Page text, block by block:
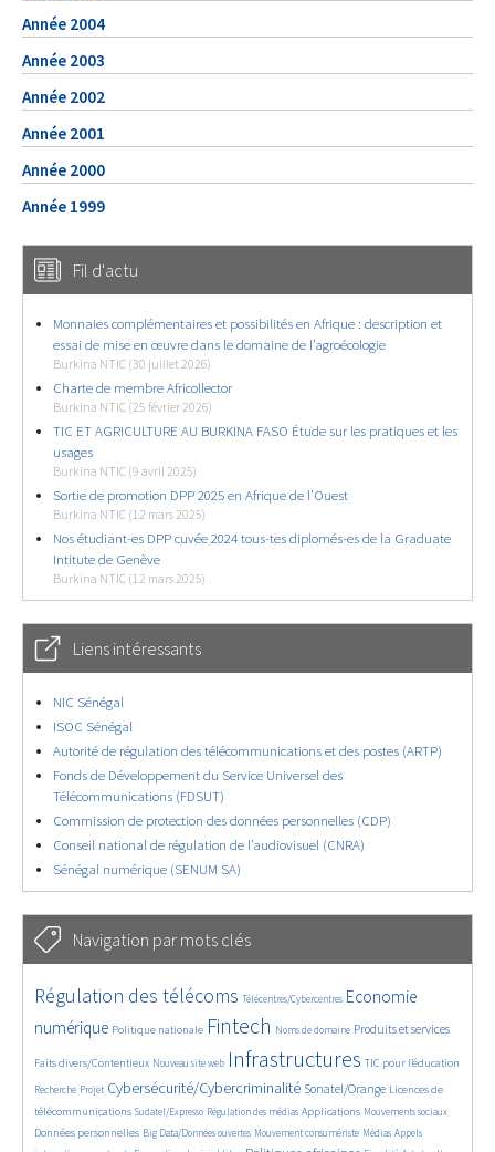
Année 2004
Année 2003
Année 2002
Année 2001
Année 2000
Année 1999
Fil d'actu
Monnaies complémentaires et possibilités en Afrique : description et
essai de mise en œuvre dans le domaine de l’agroécologie
Burkina NTIC (30 juillet 2026)
Charte de membre Africollector
Burkina NTIC (25 février 2026)
TIC ET AGRICULTURE AU BURKINA FASO Étude sur les pratiques et les
usages
Burkina NTIC (9 avril 2025)
Sortie de promotion DPP 2025 en Afrique de l’Ouest
Burkina NTIC (12 mars 2025)
Nos étudiant-es DPP cuvée 2024 tous-tes diplomés-es de la Graduate
Intitute de Genève
Burkina NTIC (12 mars 2025)
Liens intéressants
NIC Sénégal
ISOC Sénégal
Autorité de régulation des télécommunications et des postes (ARTP)
Fonds de Développement du Service Universel des
Télécommunications (FDSUT)
Commission de protection des données personnelles (CDP)
Conseil national de régulation de l’audiovisuel (CNRA)
Sénégal numérique (SENUM SA)
Navigation par mots clés
4772/5697
Régulation des télécoms
359/5697 Télécentres/Cybercentres
3800/5697
Economie
numérique
1877/5697 Politique nationale
5302/5697 Fintech
683/5697 Noms de domaine
2464/5697 Produits et services
1599/5697
Faits divers/Contentieux Nouveau site web Infrastructures TIC pour l’éducation
Recherche
254/5697Projet
3574/5697 Cybersécurité/Cybercriminalité
2322/5697 Sonatel/Orange
1654/5697
Licences de
télécommunications
296/5697 Sudatel/Expresso
1035/5697 Régulation des médias
1560/5697 Applications
1092/5697 Mouvements sociaux
1680/5697
Données personnelles
143/5697 Big Data/Données ouvertes
616/5697 Mouvement consumériste
380/5697 Médias
668/5697
Appels